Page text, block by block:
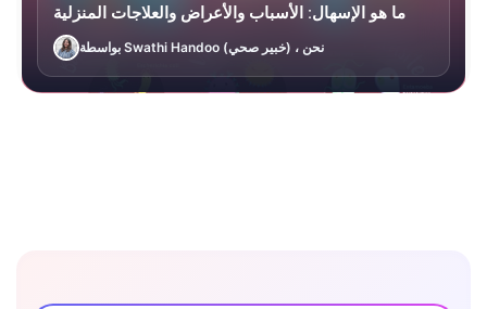
ما هو الإسهال: الأسباب والأعراض والعلاجات المنزلية
بواسطة Swathi Handoo (خبير صحي) ، نحن